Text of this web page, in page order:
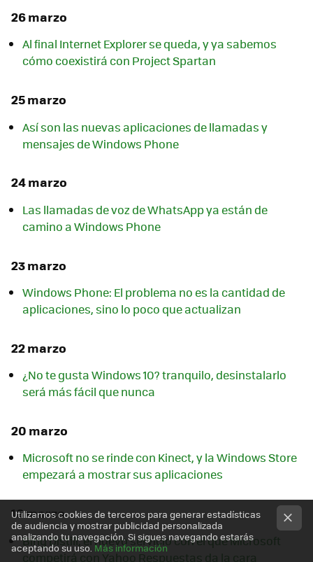
26 marzo
Al final Internet Explorer se queda, y ya sabemos
cómo coexistirá con Project Spartan
25 marzo
Así son las nuevas aplicaciones de llamadas y
mensajes de Windows Phone
24 marzo
Las llamadas de voz de WhatsApp ya están de
camino a Windows Phone
23 marzo
Windows Phone: El problema no es la cantidad de
aplicaciones, sino lo poco que actualizan
22 marzo
¿No te gusta Windows 10? tranquilo, desinstalarlo
será más fácil que nunca
20 marzo
Microsoft no se rinde con Kinect, y la Windows Store
empezará a mostrar sus aplicaciones
18 marzo
Bing Distill, el nuevo servicio con el que Microsoft
competirá con Yahoo Respuestas da la cara
Utilizamos cookies de terceros para generar estadísticas
de audiencia y mostrar publicidad personalizada
analizando tu navegación. Si sigues navegando estarás
aceptando su uso. Más información